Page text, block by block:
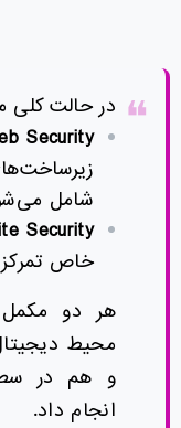
در حالت کلی
Security
شامل
Security
خاص تمرکز
هر دو
محیط
و هم در
انجام داد.